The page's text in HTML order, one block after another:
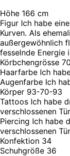
Höhe 166 cm
Figur Ich habe
Kurven. Als
außergewöhnlich
fesselnde Energie
Körbchengrösse
Haarfarbe Ich
Augenfarbe Ich
Körper 93-70-93
Tattoos Ich habe
verschlossenen
Piercing Ich habe
verschlossenen
Konfektion 34
Schuhgröße 36